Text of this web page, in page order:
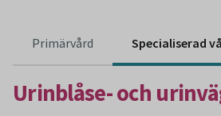
Primärvård Innehåll förSpecialiserad
Urinblåse- och